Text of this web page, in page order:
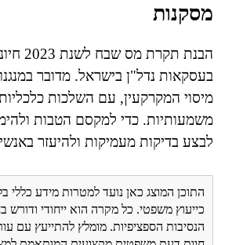
מסקנות
הבנת
בעסקאות נדל"ן בישראל. מדובר
מיסוי המקרקעין, עם השלכות
משמעותיות. כדי למקסם הטבות
לבצע בדיקות מעמיקות ולהיעזר
התוכן המוצג כאן נועד למטרות מידע כללי
כייעוץ משפטי. כל מקרה הוא ייחודי ודורש
הנסיבות הספציפיות. מומלץ להתייעץ עם